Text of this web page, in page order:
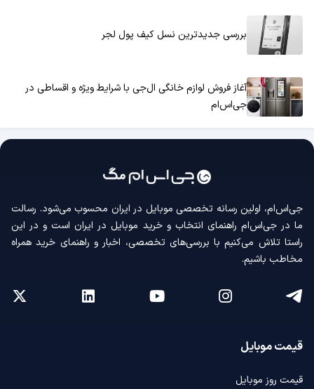
بررسی جدیدترین نسل کیف پول لجر
آغاز فروش لوازم خانگی ال‌جی با شرایط ویژه و اقساطی در
جی‌اس‌ام
جی‌اس‌ام، اولین رسانه‌ تخصصی موبایل در ایران محسوب می‌شود. رسالت
ما در جی‌اس‌ام راهنمای انتخاب و خرید موبایل در ایران است و در این
راستا تلاش می‌کنیم با بررسی‌های تخصصی، اخبار و راهنمای خرید همراه
مخاطب باشیم.
قیمت موبایل
قیمت روز موبایل